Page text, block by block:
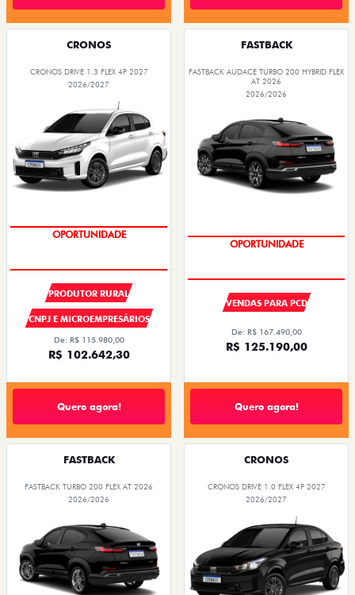
CRONOS
CRONOS DRIVE 1.3 FLEX 4P 2027
2026/2027
SUPER DESCONTO
PRODUTOR RURAL
CNPJ E MICROEMPRESÁRIOS
De: R$ 115.980,00
R$ 102.642,30
Quero agora!
FASTBACK
FASTBACK AUDACE TURBO 200 HYBRID FLEX
AT 2026
2026/2026
OPORTUNIDADE
VENDAS PARA PCD
De: R$ 167.490,00
R$ 125.190,00
Quero agora!
FASTBACK
FASTBACK TURBO 200 FLEX AT 2026
2026/2026
CRONOS
CRONOS DRIVE 1.0 FLEX 4P 2027
2026/2027